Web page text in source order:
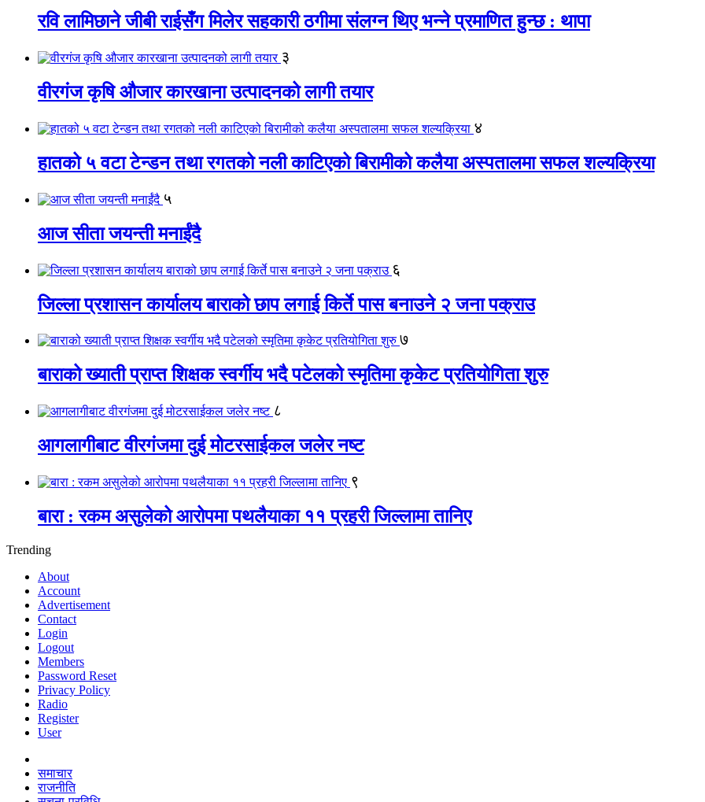
रवि लामिछाने जीबी राईसँग मिलेर सहकारी ठगीमा संलग्न थिए भन्ने प्रमाणित हुन्छ : थापा
३
वीरगंज कृषि औजार कारखाना उत्पादनको लागी तयार
४
हातको ५ वटा टेन्डन तथा रगतको नली काटिएको बिरामीको कलैया अस्पतालमा सफल शल्यक्रिया
५
आज सीता जयन्ती मनाईंदै
६
जिल्ला प्रशासन कार्यालय बाराको छाप लगाई किर्ते पास बनाउने २ जना पक्राउ
७
बाराको ख्याती प्राप्त शिक्षक स्वर्गीय भदै पटेलको स्मृतिमा कृकेट प्रतियोगिता शुरु
८
आगलागीबाट वीरगंजमा दुई मोटरसाईकल जलेर नष्ट
९
बारा : रकम असुलेको आरोपमा पथलैयाका ११ प्रहरी जिल्लामा तानिए
Trending
About
Account
Advertisement
Contact
Login
Logout
Members
Password Reset
Privacy Policy
Radio
Register
User
समाचार
राजनीति